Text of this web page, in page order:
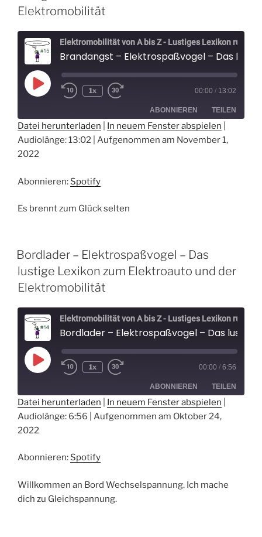
Elektromobilität
Play
Episode
1x 00:00 / 13:02
ABONNIEREN TEILEN
Spotify
TEILEN
Datei herunterladen In neuem Fenster abspielen
Audiolänge: 13:02 Aufgenommen am November 1,
2022
Abonnieren: Spotify
Es brennt zum Glück selten
Bordlader – Elektrospaßvogel – Das
lustige Lexikon zum Elektroauto und der
Elektromobilität
Play
Episode
1x 00:00 / 6:56
ABONNIEREN TEILEN
Spotify
TEILEN
Datei herunterladen In neuem Fenster abspielen
Audiolänge: 6:56
Aufgenommen am Oktober 24,
2022
Abonnieren: Spotify
Willkommen an Bord Wechselspannung. Ich mache
dich zu Gleichspannung.